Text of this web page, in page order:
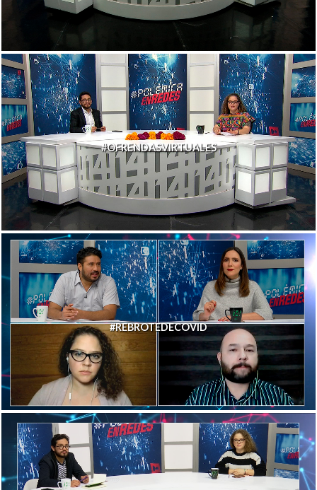
#OFRENDASVIRTUALES
#REBROTEDECOVID